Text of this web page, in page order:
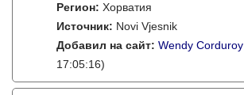
Регион: Хорватия
Источник: Novi Vjesnik
Добавил на сайт: Wendy Corduroy
17:05:16)